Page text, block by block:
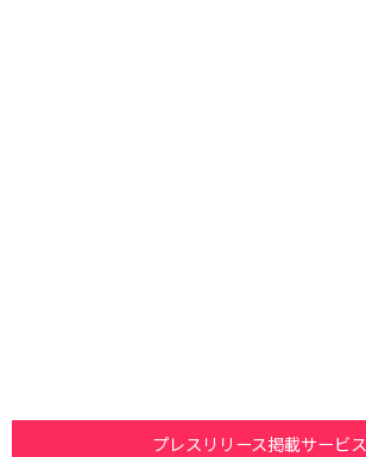
プレスリリース掲載サービス